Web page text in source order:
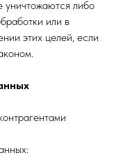
либо
или в
этих целей, если